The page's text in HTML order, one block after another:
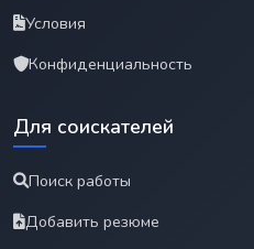
Условия
Конфиденциальность
Для соискателей
Поиск работы
Добавить резюме